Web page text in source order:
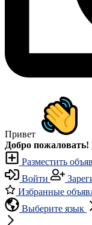
Привет
Добро пожаловать!
Разместить
Войти
Избранные
Выберите язык